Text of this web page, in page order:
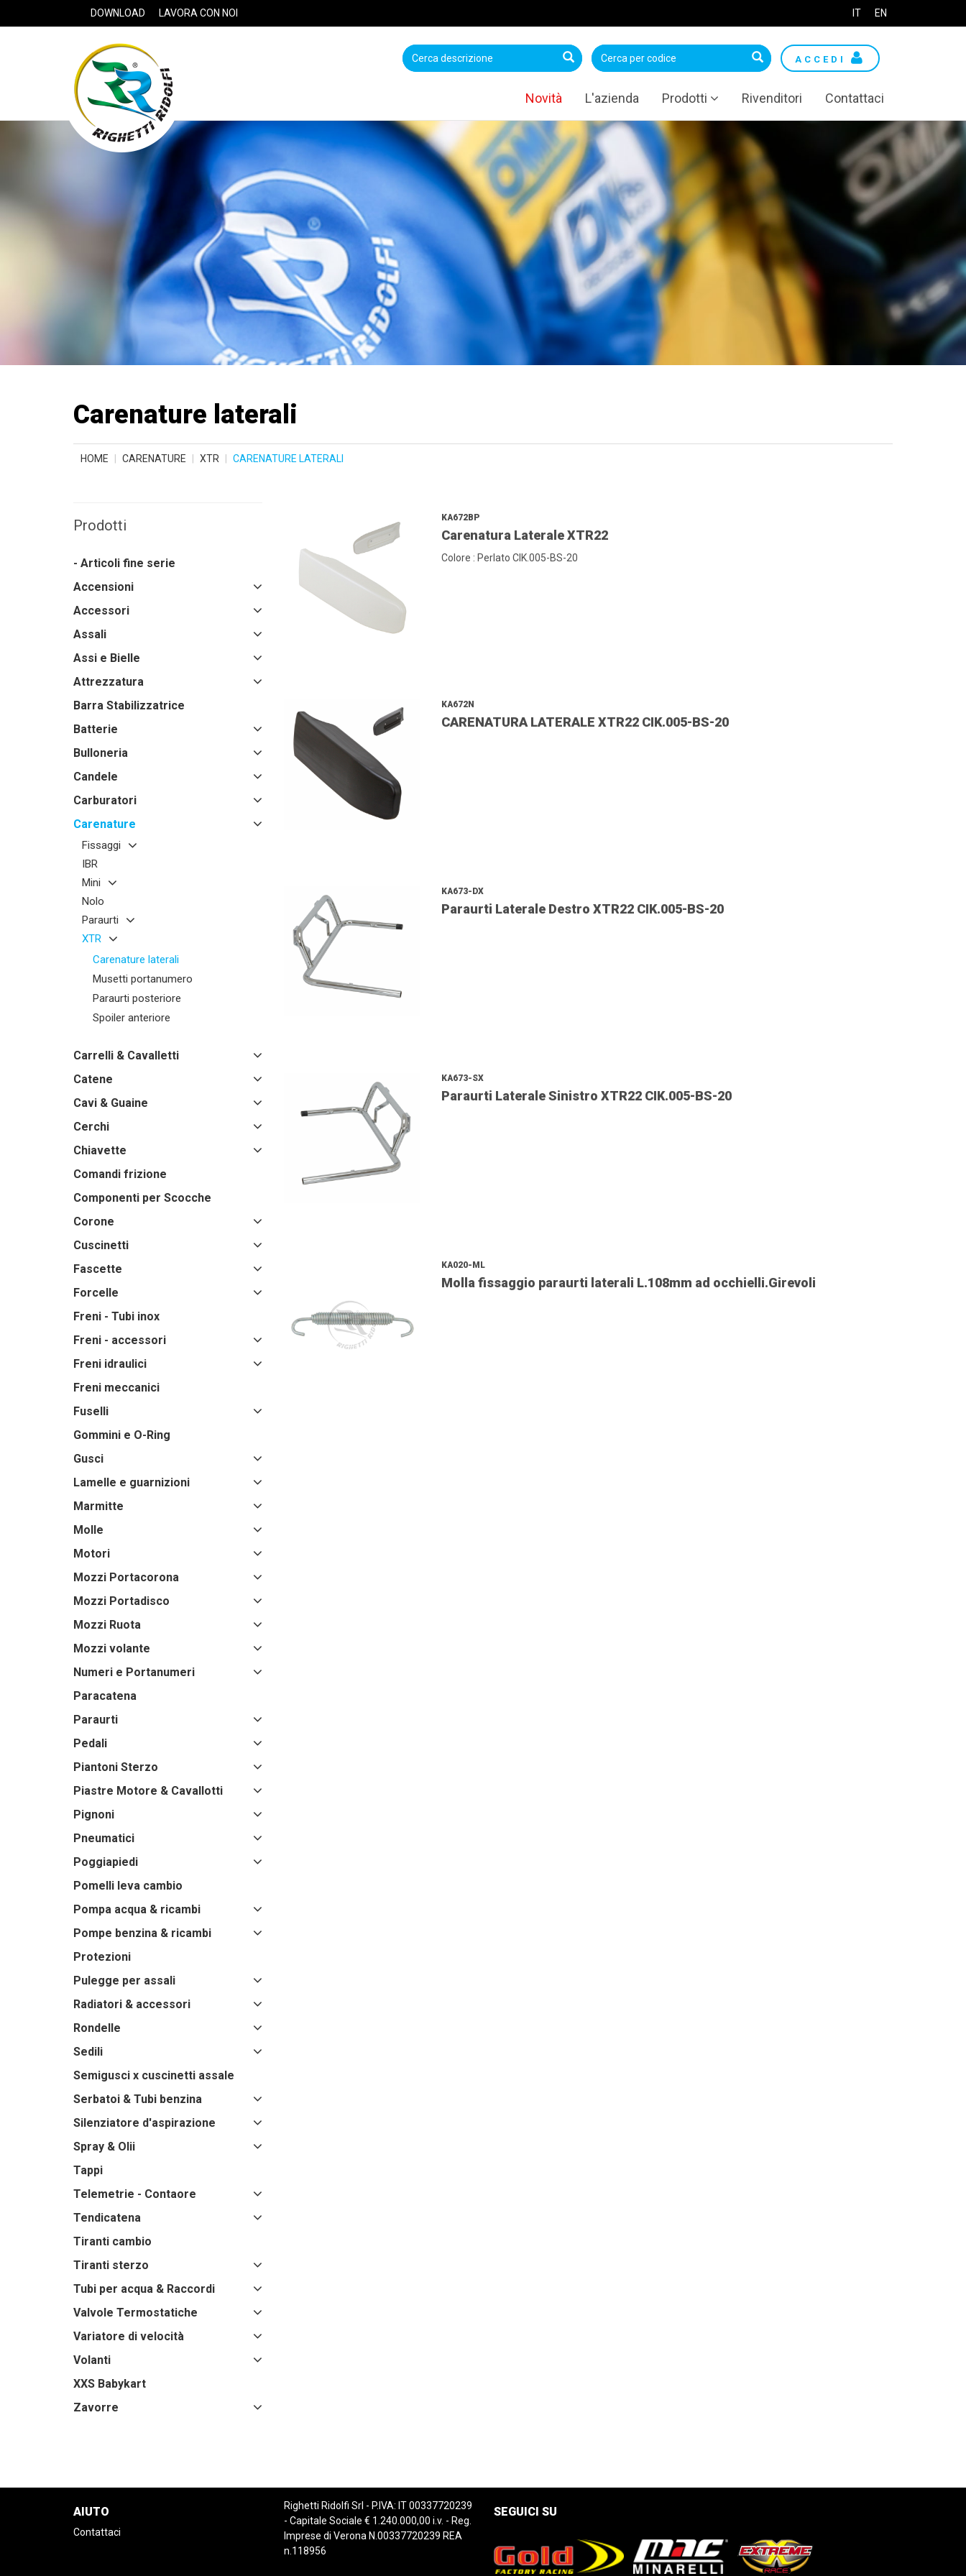
DOWNLOAD LAVORA CON NOI IT EN
ACCEDI
Novità L'azienda Prodotti Rivenditori Contattaci
Carenature laterali
HOME CARENATURE XTR CARENATURE LATERALI
Prodotti
- Articoli fine serie
Accensioni
Accessori
Assali
Assi e Bielle
Attrezzatura
Barra Stabilizzatrice
Batterie
Bulloneria
Candele
Carburatori
Carenature
Fissaggi
IBR
Mini
Nolo
Paraurti
XTR
Carenature laterali
Musetti portanumero
Paraurti posteriore
Spoiler anteriore
Carrelli & Cavalletti
Catene
Cavi & Guaine
Cerchi
Chiavette
Comandi frizione
Componenti per Scocche
Corone
Cuscinetti
Fascette
Forcelle
Freni - Tubi inox
Freni - accessori
Freni idraulici
Freni meccanici
Fuselli
Gommini e O-Ring
Gusci
Lamelle e guarnizioni
Marmitte
Molle
Motori
Mozzi Portacorona
Mozzi Portadisco
Mozzi Ruota
Mozzi volante
Numeri e Portanumeri
Paracatena
Paraurti
Pedali
Piantoni Sterzo
Piastre Motore & Cavallotti
Pignoni
Pneumatici
Poggiapiedi
Pomelli leva cambio
Pompa acqua & ricambi
Pompe benzina & ricambi
Protezioni
Pulegge per assali
Radiatori & accessori
Rondelle
Sedili
Semigusci x cuscinetti assale
Serbatoi & Tubi benzina
Silenziatore d'aspirazione
Spray & Olii
Tappi
Telemetrie - Contaore
Tendicatena
Tiranti cambio
Tiranti sterzo
Tubi per acqua & Raccordi
Valvole Termostatiche
Variatore di velocità
Volanti
XXS Babykart
Zavorre
KA672BP
Carenatura Laterale XTR22
Colore : Perlato CIK.005-BS-20
KA672N
CARENATURA LATERALE XTR22 CIK.005-BS-20
KA673-DX
Paraurti Laterale Destro XTR22 CIK.005-BS-20
KA673-SX
Paraurti Laterale Sinistro XTR22 CIK.005-BS-20
KA020-ML
Molla fissaggio paraurti laterali L.108mm ad occhielli.Girevoli
AIUTO
Contattaci
Righetti Ridolfi Srl - P.IVA: IT 00337720239
- Capitale Sociale € 1.240.000,00 i.v. - Reg.
Imprese di Verona N.00337720239 REA
n.118956
SEGUICI SU